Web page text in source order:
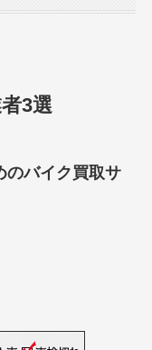
3選
のバイク買取サ